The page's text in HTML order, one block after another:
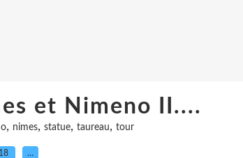
et Nimeno II....
, nimes, statue, taureau, tour
…